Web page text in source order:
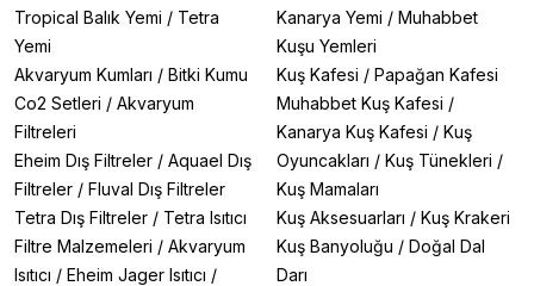
Tropical Balık Yemi / Tetra
Yemi
Akvaryum Kumları / Bitki Kumu
Co2 Setleri / Akvaryum
Filtreleri
Eheim Dış Filtreler / Aquael Dış
Filtreler / Fluval Dış Filtreler
Tetra Dış Filtreler / Tetra Isıtıcı
Filtre Malzemeleri / Akvaryum
Isıtıcı / Eheim Jager Isıtıcı /
Kanarya Yemi / Muhabbet
Kuşu Yemleri
Kuş Kafesi / Papağan Kafesi
Muhabbet Kuş Kafesi /
Kanarya Kuş Kafesi / Kuş
Oyuncakları / Kuş Tünekleri /
Kuş Mamaları
Kuş Aksesuarları / Kuş Krakeri
Kuş Banyoluğu / Doğal Dal
Darı